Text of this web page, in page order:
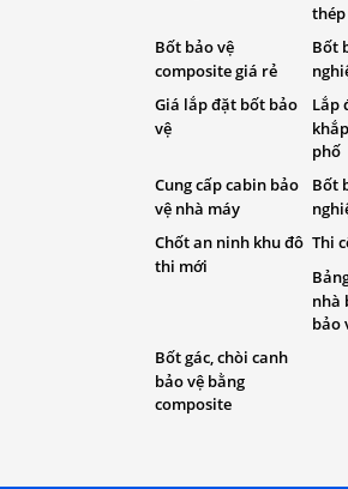
thép
Bốt bảo vệ
composite giá rẻ
Bốt
Giá lắp đặt bốt bảo
vệ
Lắp
phố
Cung cấp cabin bảo
vệ nhà máy
Bốt
Chốt an ninh khu đô
thi mới
Thi
nhà
bảo
Bốt gác, chòi canh
bảo vệ bằng
composite